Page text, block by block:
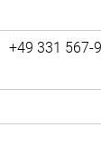
+49 331 567-